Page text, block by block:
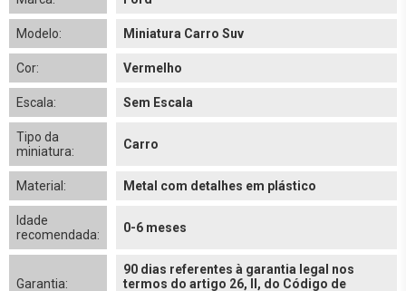
Modelo: Miniatura Carro Suv
Cor: Vermelho
Escala: Sem Escala
Tipo da
miniatura:
Carro
Material: Metal com detalhes em plástico
Idade
recomendada:
0-6 meses
Garantia:
90 dias referentes à garantia legal nos
termos do artigo 26, II, do Código de